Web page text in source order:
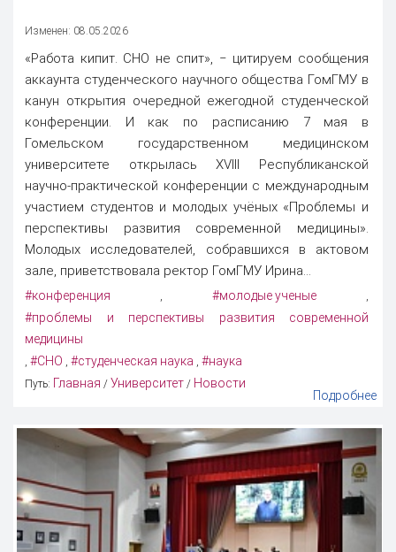
Изменен: 08.05.2026
«Работа кипит. СНО не спит», ‒ цитируем сообщения
аккаунта студенческого научного общества ГомГМУ в
канун открытия очередной ежегодной студенческой
конференции. И как по расписанию 7 мая в
Гомельском государственном медицинском
университете открылась XVIII Республиканской
научно-практической конференции с международным
участием студентов и молодых учёных «Проблемы и
перспективы развития современной медицины».
Молодых исследователей, собравшихся в актовом
зале, приветствовала ректор ГомГМУ Ирина...
#конференция , #молодые ученые ,
#проблемы и перспективы развития современной
медицины
, #СНО , #студенческая наука , #наука
Путь: Главная / Университет / Новости
Подробнее